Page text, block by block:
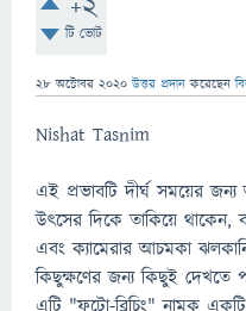
টি ভোট
28 অক্টোবর 2020 উত্তর প্রদান করেছেন
Nishat Tasnim
এই প্রভাবটি দীর্ঘ সময়ের
উৎসের দিকে তাকিয়ে
এবং ক্যামেরার আচমকা
কিছুক্ষণের জন্য কিছুই দেখতে